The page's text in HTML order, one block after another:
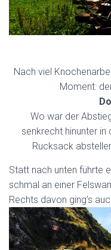
Nach viel
Moment:
Wo war der
senkrecht hinunter in
Rucksack
Statt nach unten führte
schmal an einer
Rechts davon ging’s